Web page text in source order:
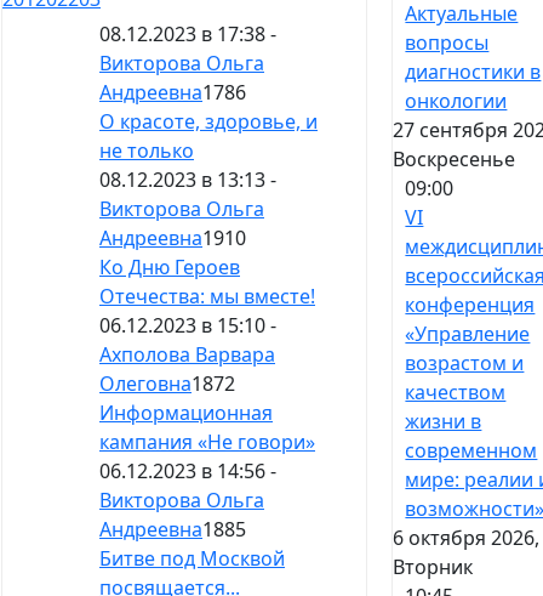
08.12.2023 в 17:38 -
Викторова Ольга
Андреевна1786
О красоте, здоровье, и
не только
08.12.2023 в 13:13 -
Викторова Ольга
Андреевна1910
Ко Дню Героев
Отечества: мы вместе!
06.12.2023 в 15:10 -
Ахполова Варвара
Олеговна1872
Информационная
кампания «Не говори»
06.12.2023 в 14:56 -
Викторова Ольга
Андреевна1885
Битве под Москвой
посвящается...
Актуальные
вопросы
диагностики в
онкологии
27 сентября
Воскресенье
09:00
VI
конференция
«Управление
возрастом и
качеством
жизни в
современном
мире: реалии
6 октября 2026,
Вторник